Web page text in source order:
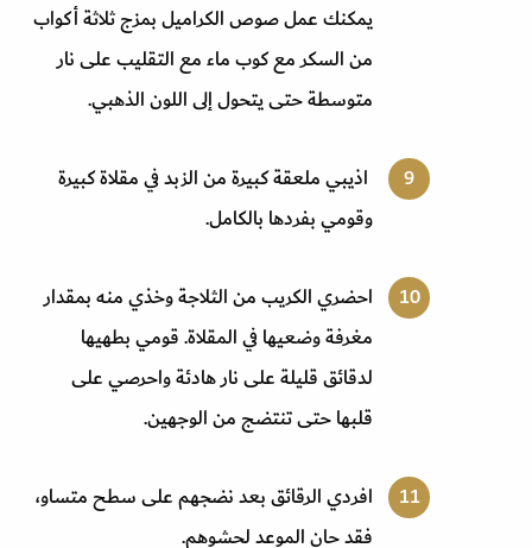
يمكنك عمل صوص الكراميل بمزج ثلاثة أكواب
من السكر مع كوب ماء مع التقليب على نار
متوسطة حتى يتحول إلى اللون الذهبي.
اذيبي ملعقة كبيرة من الزبد في مقلاة كبيرة
وقومي بفردها بالكامل.
احضري الكريب من الثلاجة وخذي منه بمقدار
مغرفة وضعيها في المقلاة. قومي بطهيها
لدقائق قليلة على نار هادئة واحرصي على
قلبها حتى تنتضج من الوجهين.
افردي الرقائق بعد نضجهم على سطح متساو،
فقد حان الموعد لحشوهم.